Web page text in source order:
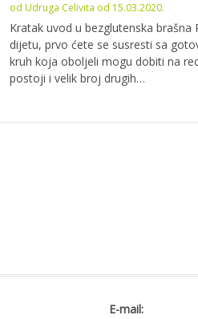
od Udruga Celivita od 15.03.2020.
Kratak uvod u bezglutenska brašna
dijetu, prvo ćete se susresti sa
kruh koja oboljeli mogu dobiti na
postoji i velik broj drugih…
E-mail: